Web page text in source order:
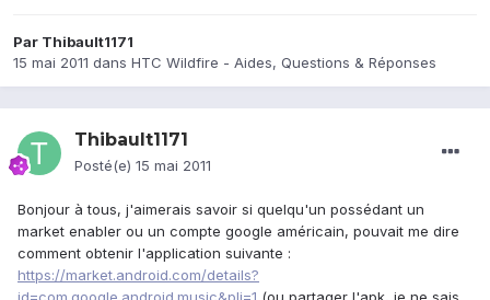
Par Thibault1171
15 mai 2011 dans HTC Wildfire - Aides, Questions & Réponses
Thibault1171
Posté(e) 15 mai 2011
Bonjour à tous, j'aimerais savoir si quelqu'un possédant un
market enabler ou un compte google américain, pouvait me dire
comment obtenir l'application suivante :
https://market.android.com/details?